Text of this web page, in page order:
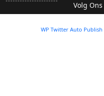
Volg Ons
WP Twitter Auto Publish